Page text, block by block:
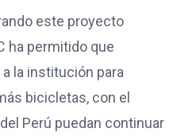
este proyecto
ha permitido que
la institución para
bicicletas, con el
Perú puedan continuar